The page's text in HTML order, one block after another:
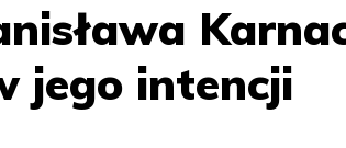
jego intencji